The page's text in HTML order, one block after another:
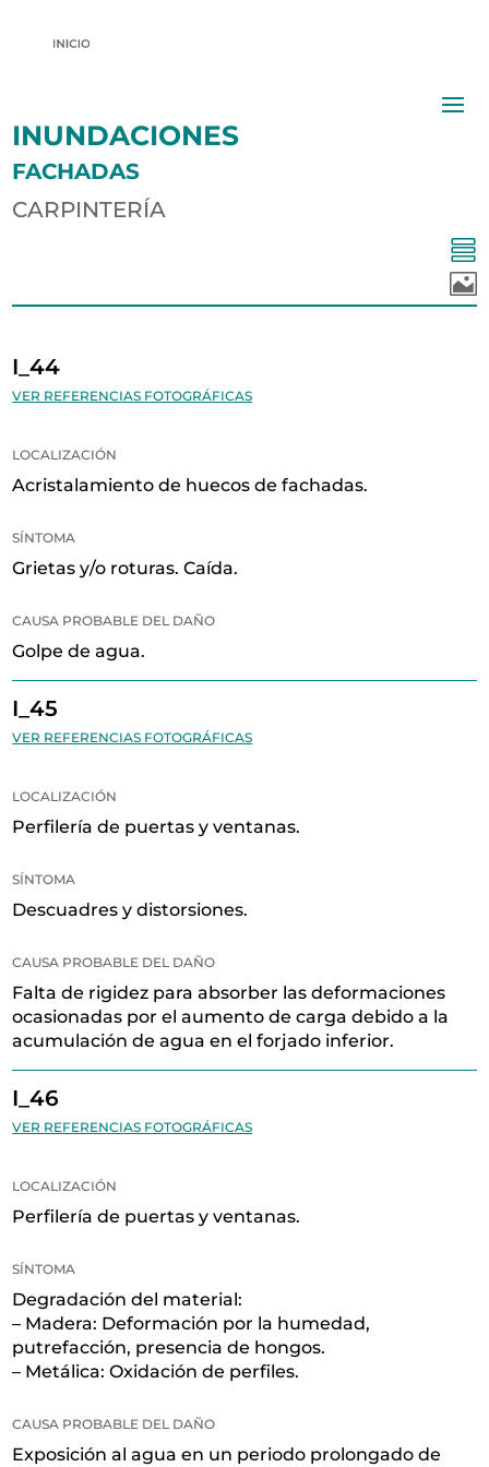
INUNDACIONES
FACHADAS
CARPINTERÍA


I_44
VER REFERENCIAS FOTOGRÁFICAS
LOCALIZACIÓN
Acristalamiento de huecos de fachadas.
SÍNTOMA
Grietas y/o roturas. Caída.
CAUSA PROBABLE DEL DAÑO
Golpe de agua.
I_45
VER REFERENCIAS FOTOGRÁFICAS
LOCALIZACIÓN
Perfilería de puertas y ventanas.
SÍNTOMA
Descuadres y distorsiones.
CAUSA PROBABLE DEL DAÑO
Falta de rigidez para absorber las deformaciones
ocasionadas por el aumento de carga debido a la
acumulación de agua en el forjado inferior.
I_46
VER REFERENCIAS FOTOGRÁFICAS
LOCALIZACIÓN
Perfilería de puertas y ventanas.
SÍNTOMA
Degradación del material:
– Madera: Deformación por la humedad,
putrefacción, presencia de hongos.
– Metálica: Oxidación de perfiles.
CAUSA PROBABLE DEL DAÑO
Exposición al agua en un periodo prolongado de